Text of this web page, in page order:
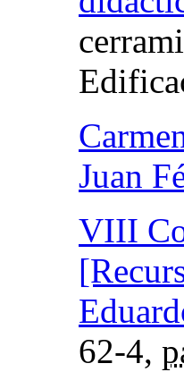
Juan
VIII
62-4,